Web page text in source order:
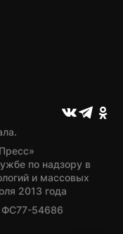
по надзору в
и массовых
2013 года
ФС77-54686